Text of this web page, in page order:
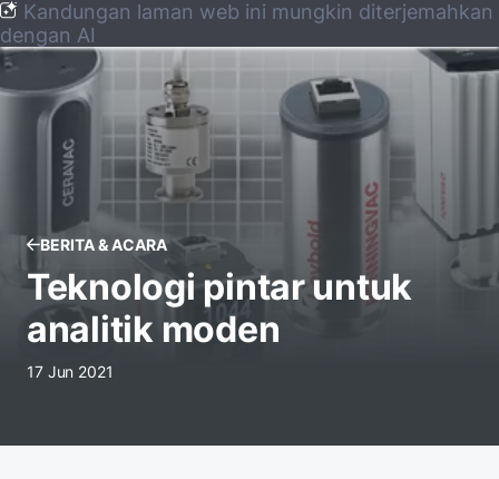
Kandungan laman web ini mungkin diterjemahkan
dengan AI
BERITA & ACARA
Teknologi pintar untuk
analitik moden
17 Jun 2021